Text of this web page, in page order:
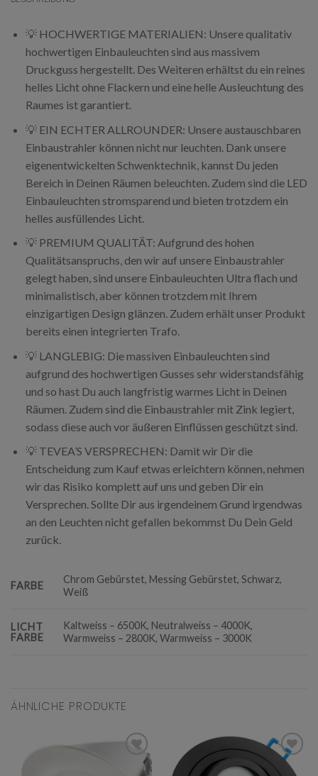
💡 HOCHWERTIGE MATERIALIEN: Unsere qualitativ
hochwertigen Einbauleuchten sind aus massivem
Druckguss hergestellt. Des Weiteren erhältst du ein reines
helles Licht ohne Flackern und eine helle Ausleuchtung des
Raumes ist garantiert.
💡 EIN ECHTER ALLROUNDER: Unsere austauschbaren
Einbaustrahler können nicht nur leuchten. Dank unsere
eigenentwickelten Schwenktechnik, kannst Du jeden
Bereich in Deinen Räumen beleuchten. Zudem sind die LED
Einbauleuchten stromsparend und bieten trotzdem ein
helles ausfüllendes Licht.
💡 PREMIUM QUALITÄT: Aufgrund des hohen
Qualitätsanspruchs, den wir auf unsere Einbaustrahler
gelegt haben, sind unsere Einbauleuchten Ultra flach und
minimalistisch, aber können trotzdem mit Ihrem
einzigartigen Design glänzen. Zudem erhält unser Produkt
bereits einen integrierten Trafo.
💡 LANGLEBIG: Die massiven Einbauleuchten sind
aufgrund des hochwertigen Gusses sehr widerstandsfähig
und so hast Du auch langfristig warmes Licht in Deinen
Räumen. Zudem sind die Einbaustrahler mit Zink legiert,
sodass diese auch vor äußeren Einflüssen geschützt sind.
💡 TEVEA’S VERSPRECHEN: Damit wir Dir die
Entscheidung zum Kauf etwas erleichtern können, nehmen
wir das Risiko komplett auf uns und geben Dir ein
Versprechen. Sollte Dir aus irgendeinem Grund irgendwas
an den Leuchten nicht gefallen bekommst Du Dein Geld
zurück.
FARBE
Chrom Gebürstet, Messing Gebürstet, Schwarz,
Weiß
LICHT
FARBE
Kaltweiss – 6500K, Neutralweiss – 4000K,
Warmweiss – 2800K, Warmweiss – 3000K
ÄHNLICHE PRODUKTE